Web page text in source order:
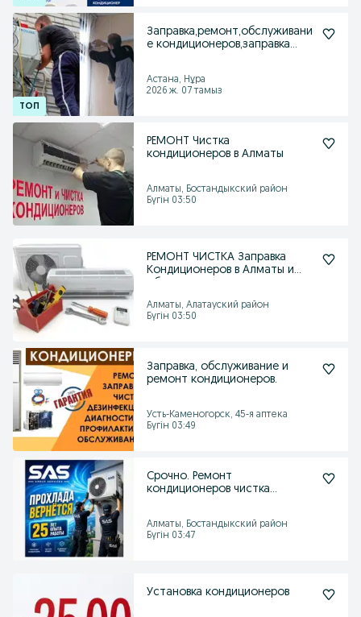
Заправка,ремонт,обслуживани
е кондиционеров,заправка
Астана, Нұра
2026 ж. 07 тамыз
РЕМОНТ Чистка
кондиционеров в Алматы
Алматы, Бостандыкский район
Бүгін 03:50
РЕМОНТ ЧИСТКА Заправка
Кондиционеров в Алматы и
Алматы, Алатауский район
Бүгін 03:50
Заправка, обслуживание и
ремонт кондиционеров.
Усть-Каменогорск, 45-я аптека
Бүгін 03:49
Срочно. Ремонт
кондиционеров чистка
Алматы, Бостандыкский район
Бүгін 03:47
Установка кондиционеров